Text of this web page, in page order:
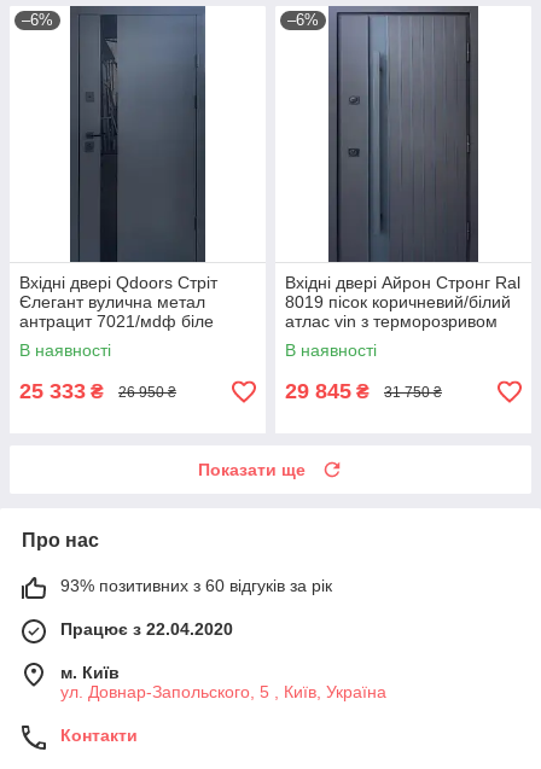
–6%
Вхідні двері Qdoors Стріт
Єлегант вулична метал
антрацит 7021/мdф біле
дерево терморозрив
860*2050
В наявності
25 333 ₴ 26 950 ₴
–6%
Вхідні двері Айрон Стронг Ral
8019 пісок коричневий/білий
атлас vin з терморозривом
вулиця 3 контури
В наявності
29 845 ₴ 31 750 ₴
Показати ще
Про нас
93% позитивних з 60 відгуків за рік
Працює з 22.04.2020
м. Київ
ул. Довнар-Запольского, 5 , Київ, Україна
Контакти